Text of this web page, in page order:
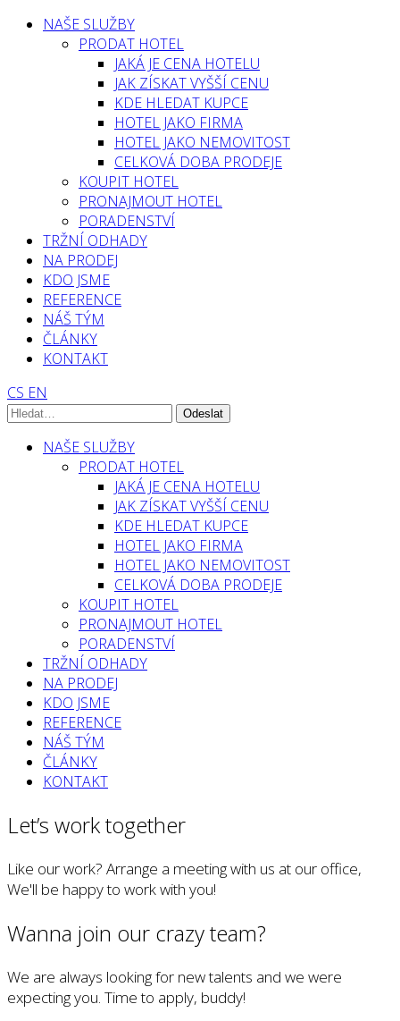
NAŠE SLUŽBY
PRODAT HOTEL
JAKÁ JE CENA HOTELU
JAK ZÍSKAT VYŠŠÍ CENU
KDE HLEDAT KUPCE
HOTEL JAKO FIRMA
HOTEL JAKO NEMOVITOST
CELKOVÁ DOBA PRODEJE
KOUPIT HOTEL
PRONAJMOUT HOTEL
PORADENSTVÍ
TRŽNÍ ODHADY
NA PRODEJ
KDO JSME
REFERENCE
NÁŠ TÝM
ČLÁNKY
KONTAKT
CS EN
NAŠE SLUŽBY
PRODAT HOTEL
JAKÁ JE CENA HOTELU
JAK ZÍSKAT VYŠŠÍ CENU
KDE HLEDAT KUPCE
HOTEL JAKO FIRMA
HOTEL JAKO NEMOVITOST
CELKOVÁ DOBA PRODEJE
KOUPIT HOTEL
PRONAJMOUT HOTEL
PORADENSTVÍ
TRŽNÍ ODHADY
NA PRODEJ
KDO JSME
REFERENCE
NÁŠ TÝM
ČLÁNKY
KONTAKT
Let’s work together
Like our work? Arrange a meeting with us at our office,
We'll be happy to work with you!
Wanna join our crazy team?
We are always looking for new talents and we were
expecting you. Time to apply, buddy!